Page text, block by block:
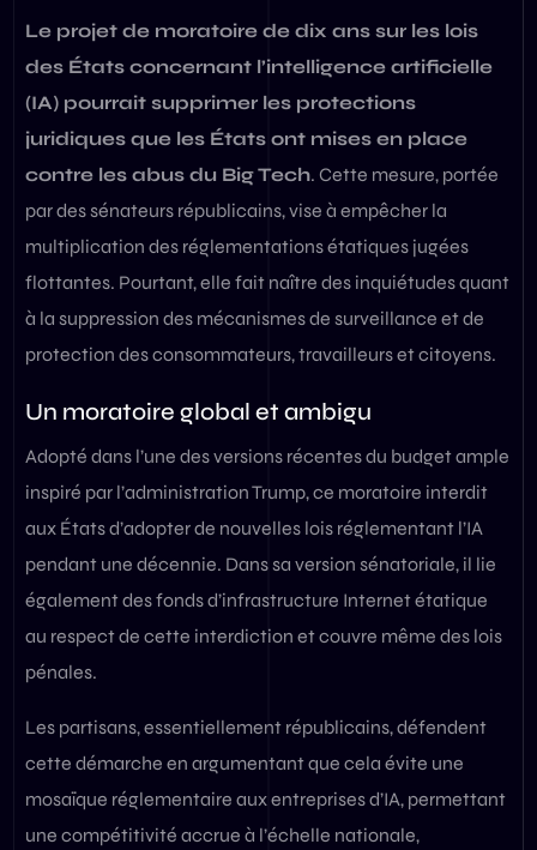
Le projet de moratoire de dix ans sur les lois
des États concernant l’intelligence artificielle
(IA) pourrait supprimer les protections
juridiques que les États ont mises en place
contre les abus du Big Tech. Cette mesure, portée
par des sénateurs républicains, vise à empêcher la
multiplication des réglementations étatiques jugées
flottantes. Pourtant, elle fait naître des inquiétudes quant
à la suppression des mécanismes de surveillance et de
protection des consommateurs, travailleurs et citoyens.
Un moratoire global et ambigu
Adopté dans l’une des versions récentes du budget ample
inspiré par l’administration Trump, ce moratoire interdit
aux États d’adopter de nouvelles lois réglementant l’IA
pendant une décennie. Dans sa version sénatoriale, il lie
également des fonds d’infrastructure Internet étatique
au respect de cette interdiction et couvre même des lois
pénales.
Les partisans, essentiellement républicains, défendent
cette démarche en argumentant que cela évite une
mosaïque réglementaire aux entreprises d’IA, permettant
une compétitivité accrue à l’échelle nationale,